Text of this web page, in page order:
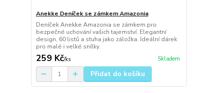
Anekke Deníček se zámkem Amazonia
Deníček Anekke Amazonia se zámkem pro
bezpečné uchování vašich tajemství. Elegantní
design, 60 listů a stuha jako záložka. Ideální dárek
pro malé i velké snílky.
259 Kč/ks Skladem
Přidat do košíku